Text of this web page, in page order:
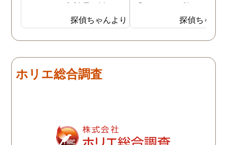
た。そこで相談員に勧めら
れ、一度夫の浮気調査をし
てもらうことになりまし
た。夫はほぼ毎日飲み歩い
査は簡単だったようです。
4日ほど調査報告書もまと
人が頻繁に会っているお店
などが分かりました。
探偵ちゃんより
「もしかして怪しいんじ
ないの」と忠告を受けて
らもう一度考え直してみ
した。 以前に比べて、
り、家の中でもケータイ
たりすると、フェイスブ
探偵ちゃん
ホリエ総合調査